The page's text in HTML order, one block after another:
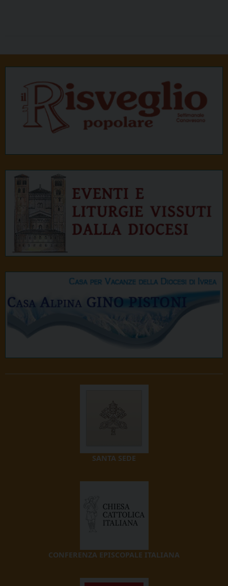
SANTA SEDE
CONFERENZA EPISCOPALE ITALIANA